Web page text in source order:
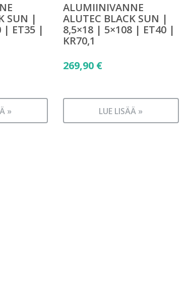
SUN |
| ET35 |
»
ALUMIINIVANNE
ALUTEC BLACK SUN |
8,5×18 | 5×108 | ET40 |
KR70,1
269,90 €
LUE LISÄÄ »